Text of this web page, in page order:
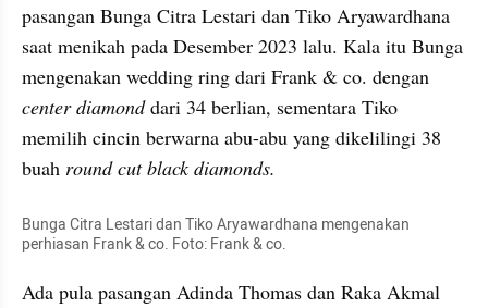
pasangan Bunga Citra Lestari dan Tiko Aryawardhana
saat menikah pada Desember 2023 lalu. Kala itu Bunga
center diamond dari 34 berlian, sementara Tiko
memilih cincin berwarna abu-abu yang dikelilingi 38
buah round cut black diamonds.
Bunga Citra Lestari dan Tiko Aryawardhana mengenakan
perhiasan Frank & co. Foto: Frank & co.
Ada pula pasangan Adinda Thomas dan Raka Akmal